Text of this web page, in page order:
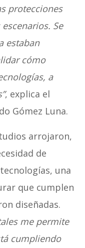
protecciones
Se
estaban
cómo
a
, explica el
Gómez Luna.
arrojaron,
de
una
que cumplen
diseñadas.
me permite
cumpliendo